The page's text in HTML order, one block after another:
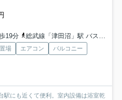
19分
総武線「津田沼」駅 バス32分 「東習志野８丁目入口」 停歩1分
場 エアコン
バルコニー
にも近くて便利。室内設備は浴室乾